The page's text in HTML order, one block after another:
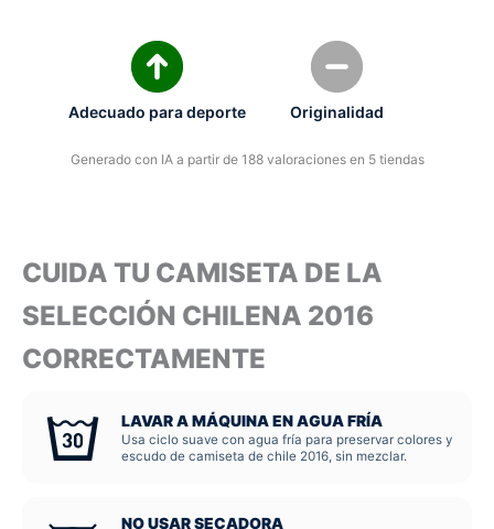
Adecuado para deporte Originalidad
Generado con IA a partir de 188 valoraciones en 5 tiendas
CUIDA TU CAMISETA DE LA
SELECCIÓN CHILENA 2016
CORRECTAMENTE
LAVAR A MÁQUINA EN AGUA FRÍA
Usa ciclo suave con agua fría para preservar colores y
escudo de camiseta de chile 2016, sin mezclar.
NO USAR SECADORA